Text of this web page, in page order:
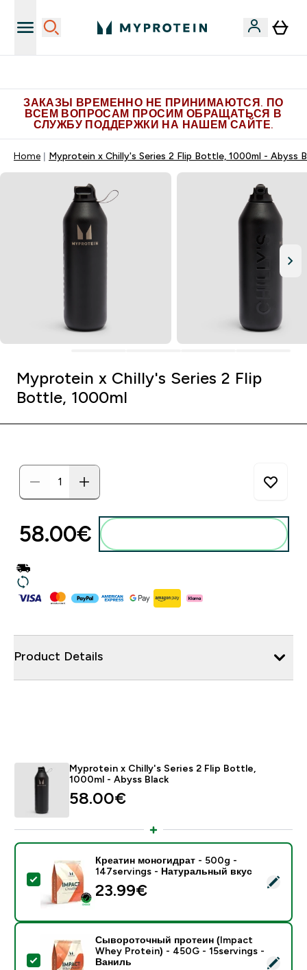
ЗАКАЗЫ ВРЕМЕННО НЕ ПРИНИМАЮТСЯ. ПО
ВСЕМ ВОПРОСАМ ПРОСИМ ОБРАЩАТЬСЯ В
СЛУЖБУ ПОДДЕРЖКИ НА НАШЕМ САЙТЕ.
Home Myprotein x Chilly's Series 2 Flip Bottle, 1000ml - Abyss
Myprotein x Chilly's Series 2 Flip
Bottle, 1000ml
58.00€‎
Product Details
Myprotein x Chilly's Series 2 Flip Bottle,
1000ml - Abyss Black
58.00€‎
- Креатин моногидрат - 500g - 147servings -
Креатин моногидрат - 500g -
147servings - Натуральный вкус
23.99€‎
- Сывороточный протеин (Impact Whey Protein) -
Сывороточный протеин (Impact
Whey Protein) - 450G - 15servings -
Ваниль